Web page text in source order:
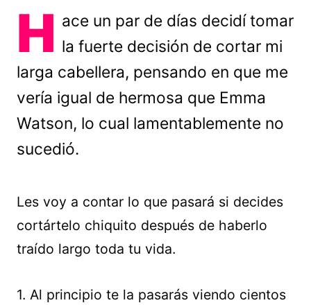
H ace un par de días decidí tomar
la fuerte decisión de cortar mi
larga cabellera, pensando en que me
vería igual de hermosa que Emma
Watson, lo cual lamentablemente no
sucedió.
Les voy a contar lo que pasará si decides
cortártelo chiquito después de haberlo
traído largo toda tu vida.
1. Al principio te la pasarás viendo cientos